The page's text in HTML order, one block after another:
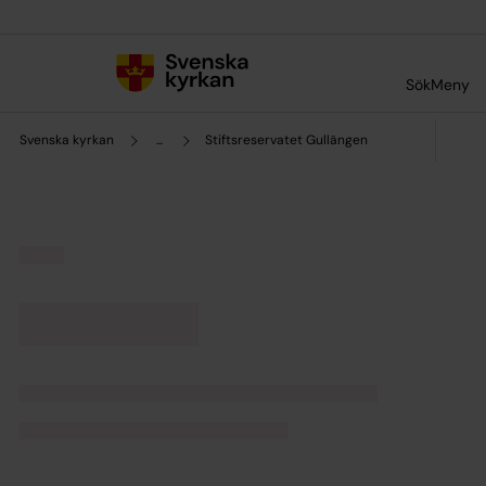
SökMeny
Svenska kyrkan ... Stiftsreservatet Gullängen